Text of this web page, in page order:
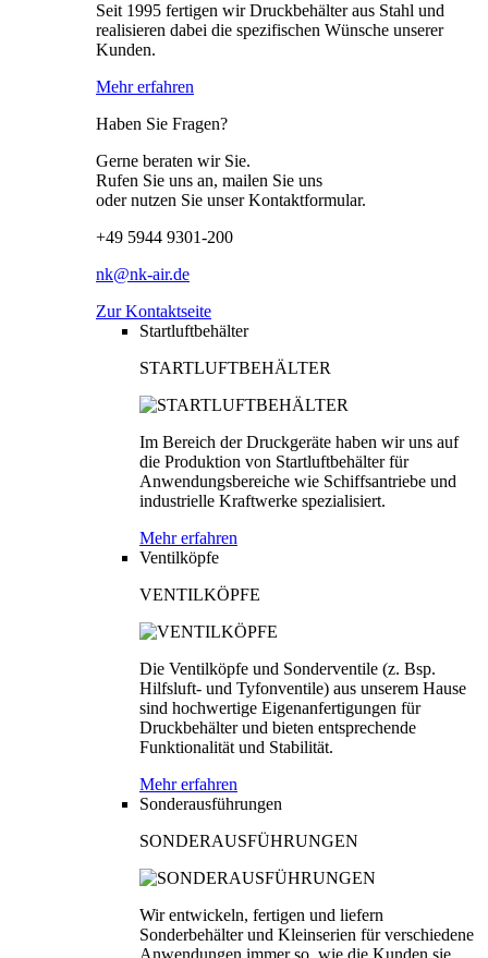
Seit 1995 fertigen wir Druckbehälter aus Stahl und
realisieren dabei die spezifischen Wünsche unserer
Kunden.
Mehr erfahren
Haben Sie Fragen?
Gerne beraten wir Sie.
Rufen Sie uns an, mailen Sie uns
oder nutzen Sie unser Kontaktformular.
+49 5944 9301-200
nk@nk-air.de
Zur Kontaktseite
Startluftbehälter
STARTLUFTBEHÄLTER
Im Bereich der Druckgeräte haben wir uns auf
die Produktion von Startluftbehälter für
Anwendungsbereiche wie Schiffsantriebe und
industrielle Kraftwerke spezialisiert.
Mehr erfahren
Ventilköpfe
VENTILKÖPFE
Die Ventilköpfe und Sonderventile (z. Bsp.
Hilfsluft- und Tyfonventile) aus unserem Hause
sind hochwertige Eigenanfertigungen für
Druckbehälter und bieten entsprechende
Funktionalität und Stabilität.
Mehr erfahren
Sonderausführungen
SONDERAUSFÜHRUNGEN
Wir entwickeln, fertigen und liefern
Sonderbehälter und Kleinserien für verschiedene
Anwendungen immer so, wie die Kunden sie